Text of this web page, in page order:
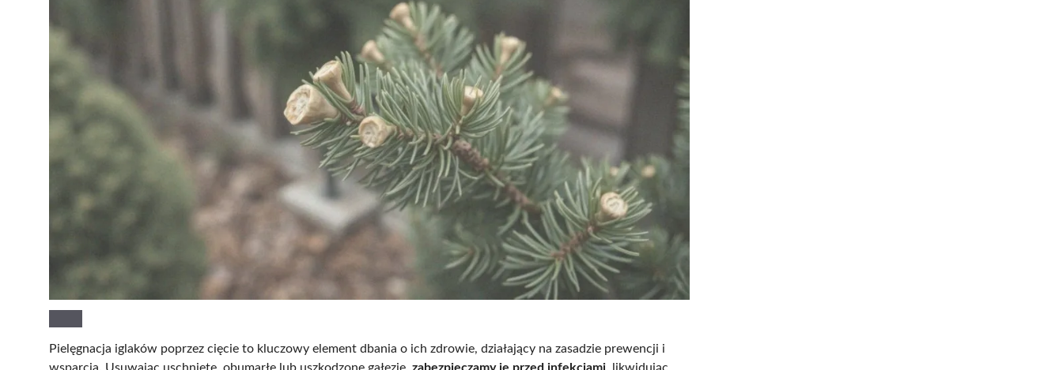
Pielęgnacja iglaków poprzez cięcie to kluczowy element dbania o ich zdrowie, działający na zasadzie prewencji i